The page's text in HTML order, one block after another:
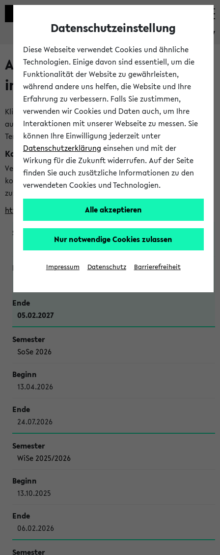
eKVV
Alle veröffentlichten Semester
im eKVV
Klicken Sie auf das Semester, welches Sie für Ihre Sitzung
auswählen möchten. Bitte beachten Sie auch die weiteren
Termine imKalender der Lehrplanung
Kalenderintegration
Verwenden Sie die folgende Adresse, um mit einer
kompatiblen Kalenderanwendung auf die Vorlesungszeiten
zuzugreifen (nähere Informationen
finden Sie hier
https://ekvv.uni-bielefeld.de/ws/calendar?vz
WiSe 2026/2027
05.02.2027
SoSe 2026
13.04.2026
24.07.2026
WiSe 2025/2026
13.10.2025
06.02.2026
Datenschutzeinstellung
Diese Webseite verwendet Cookies und ähnliche
Technologien. Einige davon sind essentiell, um die
Funktionalität der Website zu gewährleisten,
während andere uns helfen, die Website und Ihre
Erfahrung zu verbessern. Falls Sie zustimmen,
verwenden wir Cookies und Daten auch, um Ihre
Interaktionen mit unserer Webseite zu messen. Sie
können Ihre Einwilligung jederzeit unter
Datenschutzerklärung einsehen und mit der
Wirkung für die Zukunft widerrufen. Auf der Seite
finden Sie auch zusätzliche Informationen zu den
verwendeten Cookies und Technologien.
Alle akzeptieren
Nur notwendige Cookies zulassen
Impressum Datenschutz Barrierefreiheit